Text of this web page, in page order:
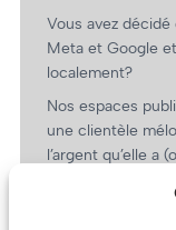
Vous avez
Meta et Google
localement?
Nos espaces
une clientèle
l’argent qu’elle a